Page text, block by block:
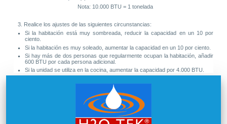
Nota: 10.000 BTU = 1 tonelada
3. Realice los ajustes de las siguientes circunstancias:
Si la habitación está muy sombreada, reducir la capacidad en un 10 por
ciento.
Si la habitación es muy soleado, aumentar la capacidad en un 10 por ciento.
Si hay más de dos personas que regularmente ocupan la habitación, añadir
600 BTU por cada persona adicional.
Si la unidad se utiliza en la cocina, aumentar la capacidad por 4.000 BTU.